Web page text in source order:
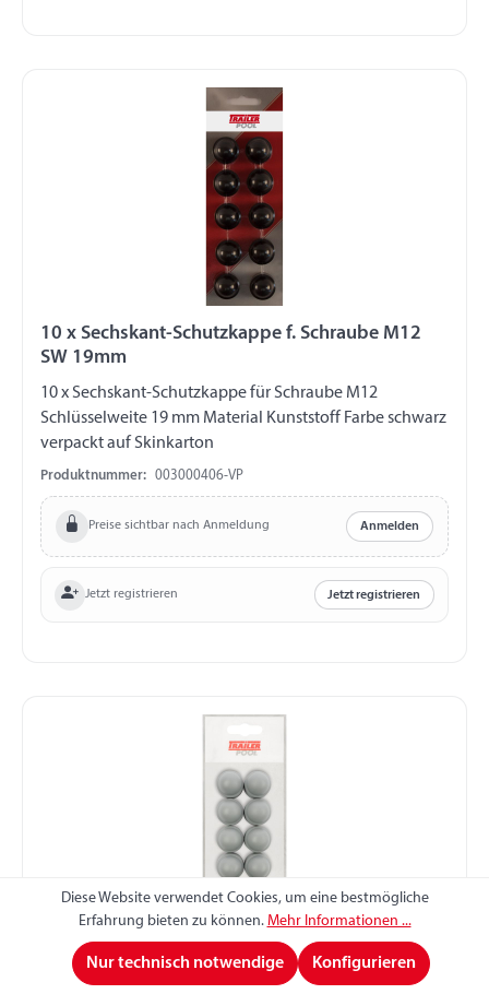
10 x Sechskant-Schutzkappe f. Schraube M12
SW 19mm
10 x Sechskant-Schutzkappe für Schraube M12
Schlüsselweite 19 mm Material Kunststoff Farbe schwarz
verpackt auf Skinkarton
Produktnummer: 003000406-VP
Preise sichtbar nach Anmeldung Anmelden
Jetzt registrieren Jetzt registrieren
10 x Sechskant-Schutzkappe f. Schraube M12
SW 19mm
Diese Website verwendet Cookies, um eine bestmögliche
Erfahrung bieten zu können. Mehr Informationen ...
Nur technisch notwendige Konfigurieren